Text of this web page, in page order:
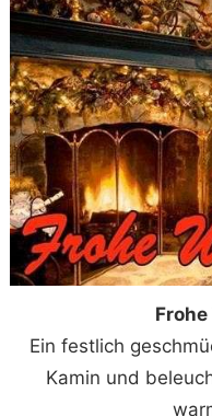
Ein festlich
Kamin und